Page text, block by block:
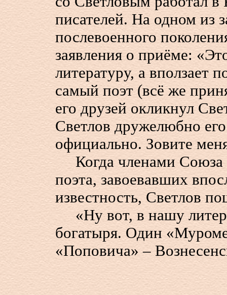
писателей. На одном из
послевоенного
заявления о приёме:
литературу, а вползает
самый поэт (всё же
его друзей окликнул
Светлов дружелюбно
официально. Зовите
Когда членами Союза
поэта, завоевавших
известность, Светлов
«Ну вот, в нашу
богатыря. Один
«Поповича» –